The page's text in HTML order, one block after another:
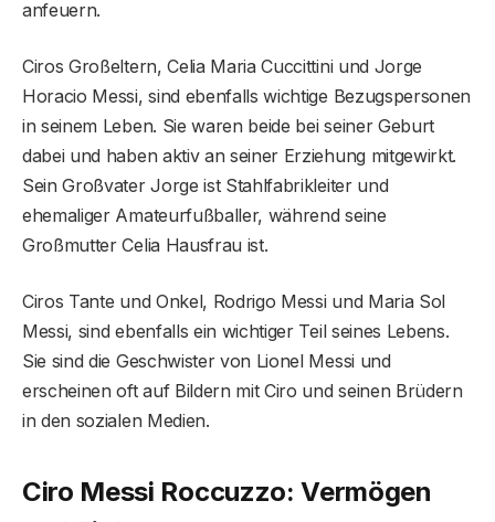
anfeuern.
Ciros Großeltern, Celia Maria Cuccittini und Jorge
Horacio Messi, sind ebenfalls wichtige Bezugspersonen
in seinem Leben. Sie waren beide bei seiner Geburt
dabei und haben aktiv an seiner Erziehung mitgewirkt.
Sein Großvater Jorge ist Stahlfabrikleiter und
ehemaliger Amateurfußballer, während seine
Großmutter Celia Hausfrau ist.
Ciros Tante und Onkel, Rodrigo Messi und Maria Sol
Messi, sind ebenfalls ein wichtiger Teil seines Lebens.
Sie sind die Geschwister von Lionel Messi und
erscheinen oft auf Bildern mit Ciro und seinen Brüdern
in den sozialen Medien.
Ciro Messi Roccuzzo: Vermögen